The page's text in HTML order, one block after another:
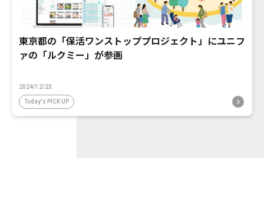
東京都の「保活ワンストッププロジェクト」にユニフ
ァの「ルクミー」が参画
2024/12/23
Today's PICK UP